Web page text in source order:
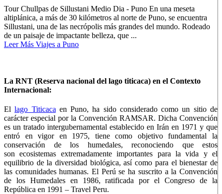
Tour Chullpas de Sillustani Medio Dia - Puno En una meseta
altiplánica, a más de 30 kilómetros al norte de Puno, se encuentra
Sillustani, una de las necrópolis más grandes del mundo. Rodeado
de un paisaje de impactante belleza, que ...
Leer Más Viajes a Puno
La RNT (Reserva nacional del lago titicaca) en el Contexto
Internacional:
Ellago Titicaca en Puno, ha sido considerado como un sitio de
carácter especial por la Convención RAMSAR. Dicha Convención
es un tratado intergubernamental establecido en Irán en 1971 y que
entró en vigor en 1975, tiene como objetivo fundamental la
conservación de los humedales, reconociendo que estos
son ecosistemas extremadamente importantes para la vida y el
equilibrio de la diversidad biológica, así como para el bienestar de
las comunidades humanas. El Perú se ha suscrito a la Convención
de los Humedales en 1986, ratificada por el Congreso de la
República en 1991 – Travel Peru.